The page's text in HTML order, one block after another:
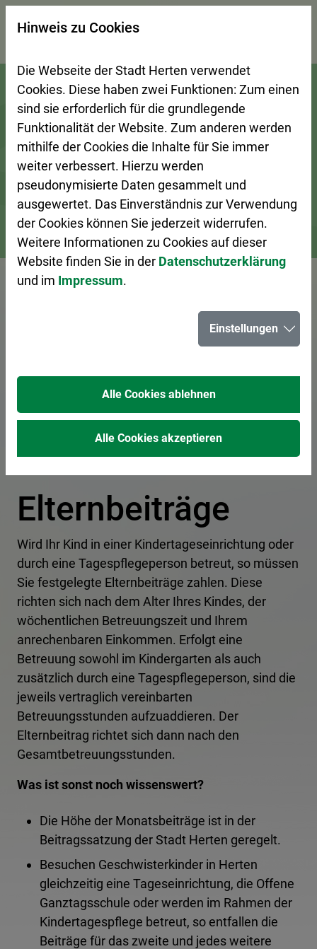
Zur Startseite (Schnelltaste 0)
Zum Seitenanfang springen (Schnelltaste A)
Zur Navigation/Menü springen (Schnelltaste M)
Zur Suche springen (Schnelltaste 8)
Zum Inhalt springen (Schnelltaste I)
Zum Fußbereich springen (Schnelltaste Z)
Bürgerservice Dienstleistungen A–Z
Vorlesen
Elternbeiträge
Wird Ihr Kind in einer Kindertageseinrichtung oder
durch eine Tagespflegeperson betreut, so müssen
Sie festgelegte Elternbeiträge zahlen. Diese
richten sich nach dem Alter Ihres Kindes, der
wöchentlichen Betreuungszeit und Ihrem
anrechenbaren Einkommen. Erfolgt eine
Betreuung sowohl im Kindergarten als auch
zusätzlich durch eine Tagespflegeperson, sind die
jeweils vertraglich vereinbarten
Betreuungsstunden aufzuaddieren. Der
Elternbeitrag richtet sich dann nach den
Gesamtbetreuungsstunden.
Was ist sonst noch wissenswert?
Die Höhe der Monatsbeiträge ist in der
Beitragssatzung der Stadt Herten geregelt.
Besuchen Geschwisterkinder in Herten
gleichzeitig eine Tageseinrichtung, die Offene
Ganztagsschule oder werden im Rahmen der
Kindertagespflege betreut, so entfallen die
Beiträge für das zweite und jedes weitere
Suchseite mit Schnellsuche
Hinweis zu Cookies
Die Webseite der Stadt Herten verwendet
Cookies. Diese haben zwei Funktionen: Zum einen
sind sie erforderlich für die grundlegende
Funktionalität der Website. Zum anderen werden
mithilfe der Cookies die Inhalte für Sie immer
weiter verbessert. Hierzu werden
pseudonymisierte Daten gesammelt und
ausgewertet. Das Einverständnis zur Verwendung
der Cookies können Sie jederzeit widerrufen.
Weitere Informationen zu Cookies auf dieser
Website finden Sie in der Datenschutzerklärung
und im Impressum.
Einstellungen
Alle Cookies ablehnen
Alle Cookies akzeptieren